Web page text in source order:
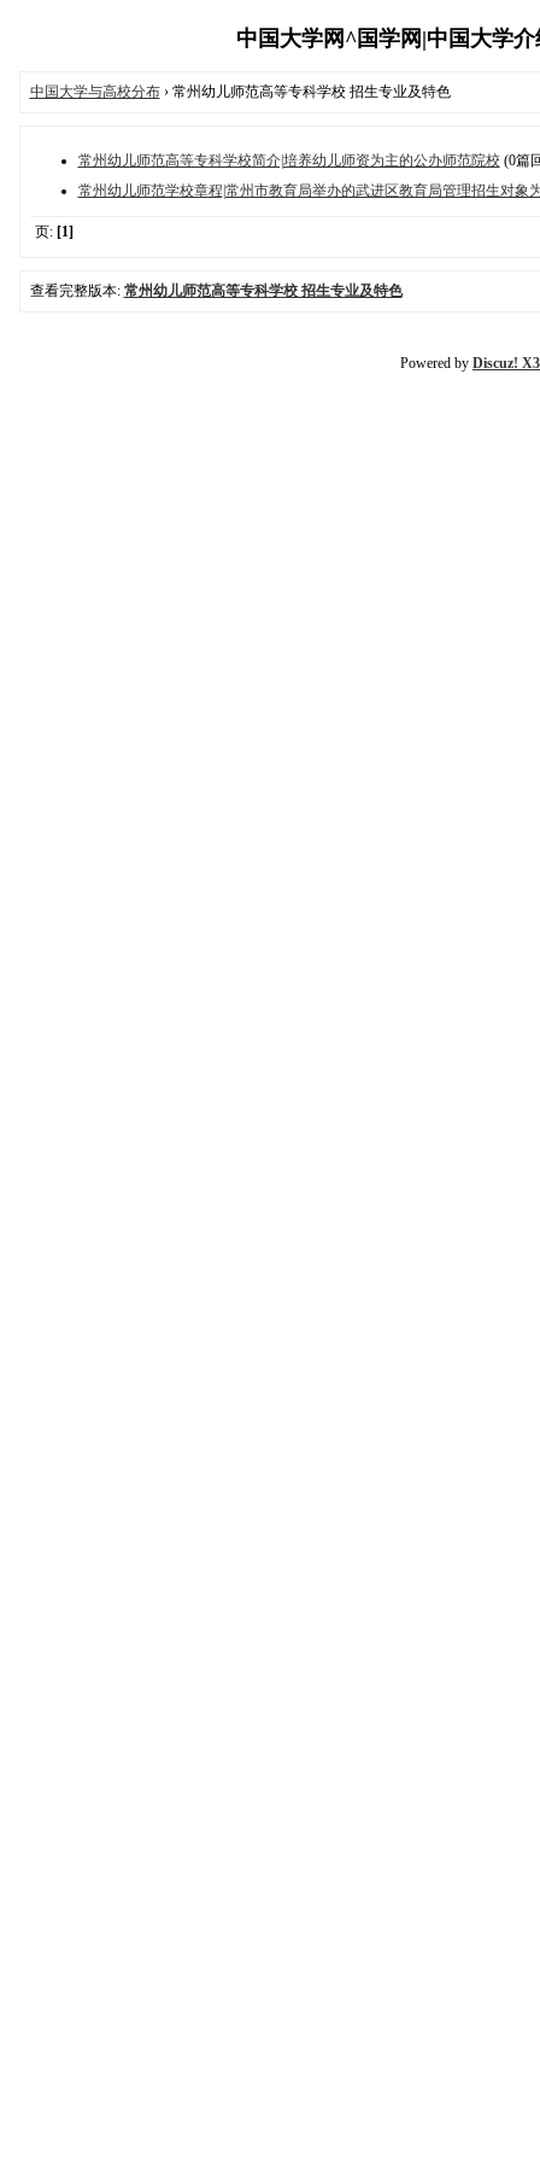
中国大学网^国学网|中国大学
中国大学与高校分布› 常州幼儿师范高等专科学校 招生专业及特色
常州幼儿师范高等专科学校简介|培养幼儿师资为主的公办师范院校(0篇
常州幼儿师范学校章程|常州市教育局举办的武进区教育局管理招生对象
页: [1]
查看完整版本: 常州幼儿师范高等专科学校 招生专业及特色
Powered by Discuz!